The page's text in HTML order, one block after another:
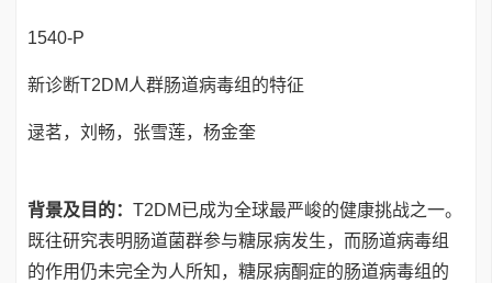
1540-P
新诊断T2DM人群肠道病毒组的特征
逯茗，刘畅，张雪莲，杨金奎
背景及目的： T2DM已成为全球最严峻的健康挑战之一。
既往研究表明肠道菌群参与糖尿病发生，而肠道病毒组
的作用仍未完全为人所知，糖尿病酮症的肠道病毒组的